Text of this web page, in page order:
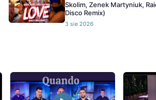
Skolim, Zenek Martyniuk,
Disco Remix)
3 sie 2026